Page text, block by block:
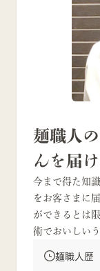
麺職人
んを届け
今まで得た知
をお客さまに
ができるとは
術でおいしい
麺職人歴